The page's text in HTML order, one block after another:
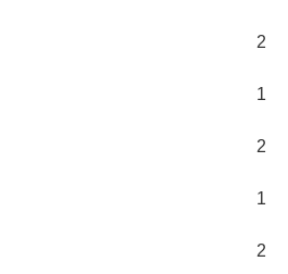
2
1
2
1
2